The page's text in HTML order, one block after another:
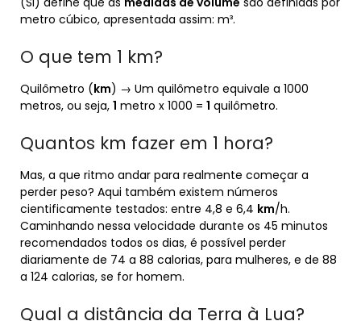
metro cúbico, apresentada assim: m³.
O que tem 1 km?
Quilômetro (km) → Um quilômetro equivale a 1000
metros, ou seja, 1 metro x 1000 = 1 quilômetro.
Quantos km fazer em 1 hora?
Mas, a que ritmo andar para realmente começar a
perder peso? Aqui também existem números
cientificamente testados: entre 4,8 e 6,4 km/h.
Caminhando nessa velocidade durante os 45 minutos
recomendados todos os dias, é possível perder
diariamente de 74 a 88 calorias, para mulheres, e de 88
a 124 calorias, se for homem.
Qual a distância da Terra à Lua?